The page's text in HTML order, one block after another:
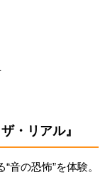
・リアル』
音の恐怖”を体験。